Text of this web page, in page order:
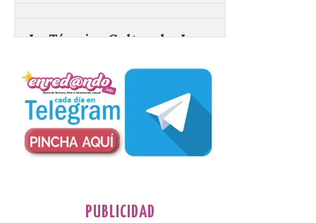
publican su agenda para
7 Ago 2026
Además, se celebrarán
nuevas visitas guiadas de
‘Paseo entre centrales.
Un recorrido entre La
MSP) y La Térmica Cultural (antigua
central de Compostilla […]
PUBLICIDAD